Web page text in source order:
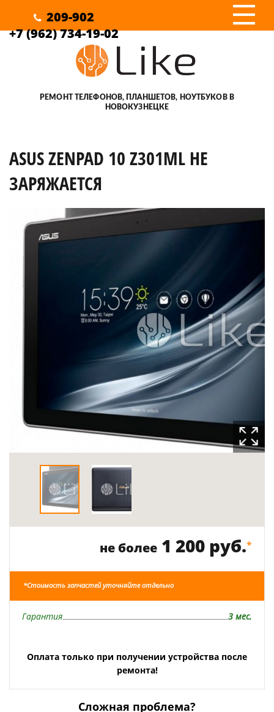
209-902
+7 (962) 734-19-02
III
РЕМОНТ ТЕЛЕФОНОВ, ПЛАНШЕТОВ, НОУТБУКОВ В
НОВОКУЗНЕЦКЕ
ASUS ZENPAD 10 Z301ML НЕ
ЗАРЯЖАЕТСЯ
не более 1 200 руб.*
*Стоимость запчастей уточняйте отдельно
Гарантия 3 мес.
Оплата только при получении устройства после
ремонта!
Сложная проблема?